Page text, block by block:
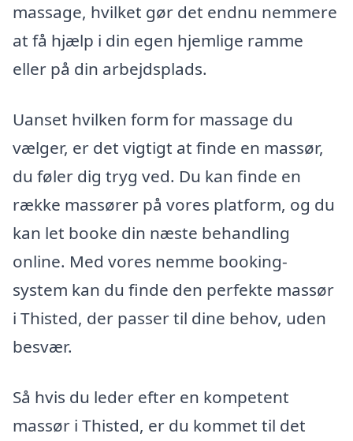
massage, hvilket gør det endnu nemmere
at få hjælp i din egen hjemlige ramme
eller på din arbejdsplads.
Uanset hvilken form for massage du
vælger, er det vigtigt at finde en massør,
du føler dig tryg ved. Du kan finde en
række massører på vores platform, og du
kan let booke din næste behandling
online. Med vores nemme booking-
system kan du finde den perfekte massør
i Thisted, der passer til dine behov, uden
besvær.
Så hvis du leder efter en kompetent
massør i Thisted, er du kommet til det